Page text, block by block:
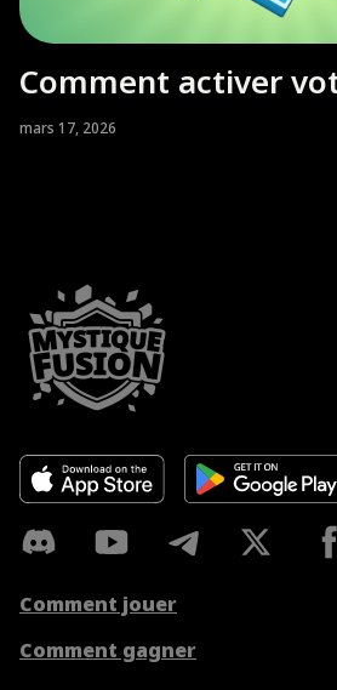
Comment activer
mars 17, 2026
Comment jouer
Comment gagner